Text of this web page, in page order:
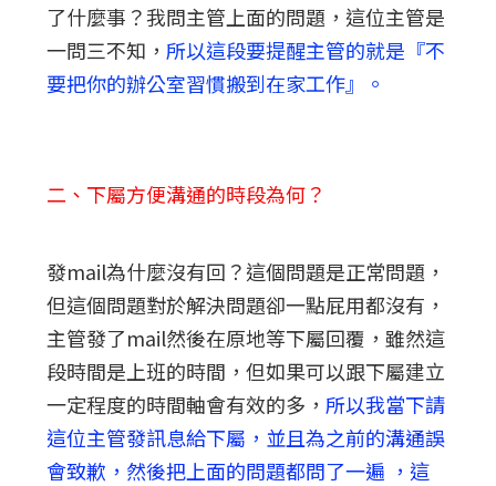
了什麼事？我問主管上面的問題，這位主管是
一問三不知， 所以這段要提醒主管的就是『不
要把你的辦公室習慣搬到在家工作』。
二、下屬方便溝通的時段為何？
發mail為什麼沒有回？這個問題是正常問題，
但這個問題對於解決問題卻一點屁用都沒有，
主管發了mail然後在原地等下屬回覆，雖然這
段時間是上班的時間，但如果可以跟下屬建立
一定程度的時間軸會有效的多， 所以我當下請
這位主管發訊息給下屬，並且為之前的溝通誤
會致歉，然後把上面的問題都問了一遍 ，這